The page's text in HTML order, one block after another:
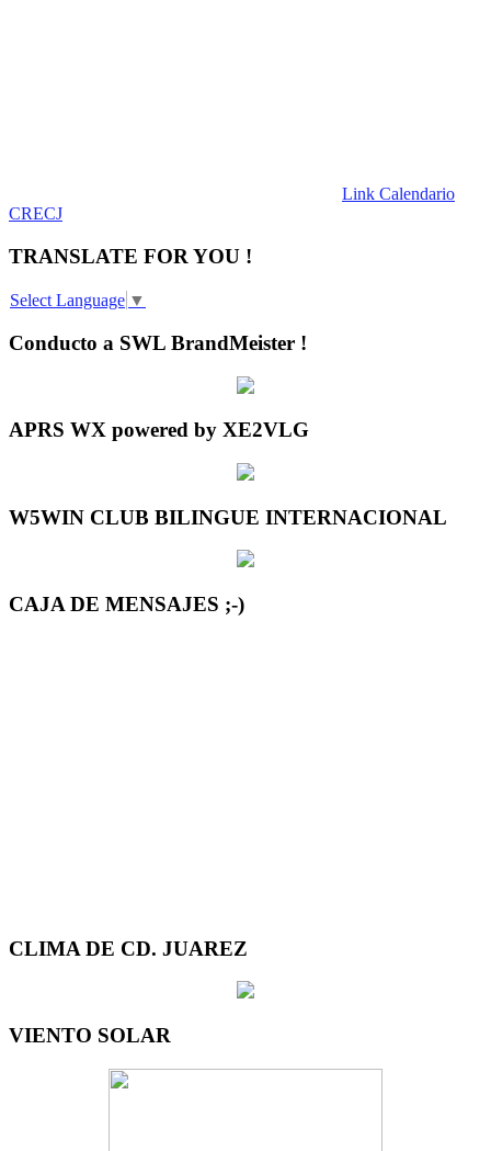
Link Calendario
CRECJ
TRANSLATE FOR YOU !
Select Language ▼
Conducto a SWL BrandMeister !
APRS WX powered by XE2VLG
W5WIN CLUB BILINGUE INTERNACIONAL
CAJA DE MENSAJES ;-)
CLIMA DE CD. JUAREZ
VIENTO SOLAR